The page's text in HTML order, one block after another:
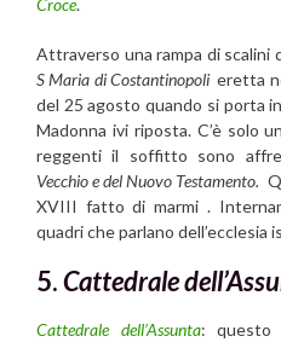
Croce.
Attraverso una rampa di scalini
S Maria di Costantinopoli eretta
del 25 agosto quando si porta
Madonna ivi riposta. C’è solo
reggenti il soffitto sono
Vecchio e del Nuovo Testamento.
XVIII fatto di marmi .
quadri che parlano dell’ecclesia
5.Cattedrale
Cattedrale dell’Assunta: questo